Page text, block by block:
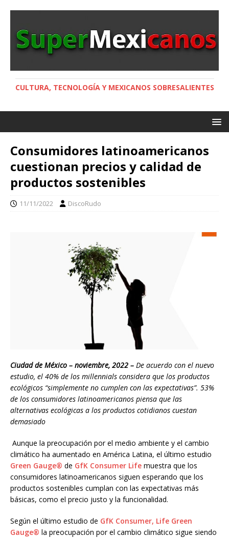
CULTURA, TECNOLOGÍA Y MEXICANOS SOBRESALIENTES
Consumidores latinoamericanos
cuestionan precios y calidad de
productos sostenibles
11/11/2022 DiscoRudo
Ciudad de México – noviembre, 2022 – De acuerdo con el nuevo
estudio, el 40% de los millennials considera que los productos
ecológicos “simplemente no cumplen con las expectativas”. 53%
de los consumidores latinoamericanos piensa que las
alternativas ecológicas a los productos cotidianos cuestan
demasiado
Aunque la preocupación por el medio ambiente y el cambio
climático ha aumentado en América Latina, el último estudio
Green Gauge® de GfK Consumer Life muestra que los
consumidores latinoamericanos siguen esperando que los
productos sostenibles cumplan con las expectativas más
básicas, como el precio justo y la funcionalidad.
Según el último estudio de GfK Consumer, Life Green
Gauge® la preocupación por el cambio climático sigue siendo